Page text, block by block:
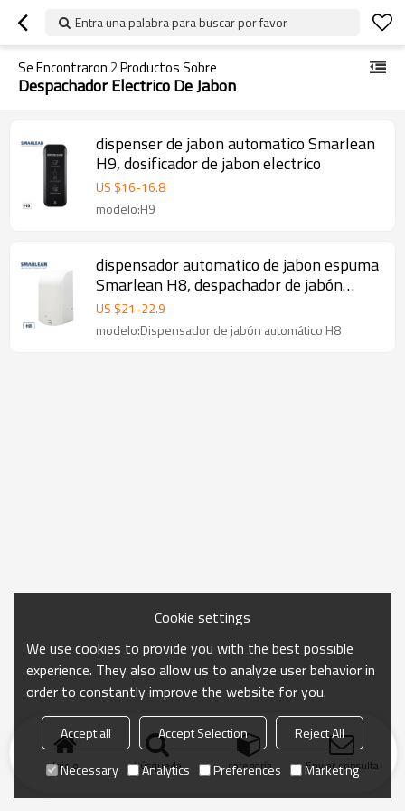
Entra una palabra para buscar por favor
Se Encontraron 2Productos Sobre
Despachador Electrico De Jabon
dispenser de jabon automatico Smarlean
H9, dosificador de jabon electrico
US $16-16.8
modelo:H9
dispensador automatico de jabon espuma
Smarlean H8, despachador de jabón
líquido automático
US $21-22.9
modelo:Dispensador de jabón automático H8
Inicio búsqueda categoría Enviar consulta
Cookie settings
We use cookies to provide you with the best possible
experience. They also allow us to analyze user behavior in
order to constantly improve the website for you.
Accept all Accept Selection
Reject All
Necessary
Analytics Preferences Marketing